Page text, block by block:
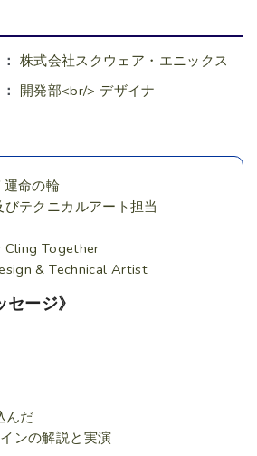
株式会社スクウェア・エニックス
開発部<br/> デザイナ
運命の輪
びテクニカルアート担当
Cling Together
& Technical Artist
セージ》
んだ
ンの解説と実演